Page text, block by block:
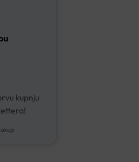
kupnju